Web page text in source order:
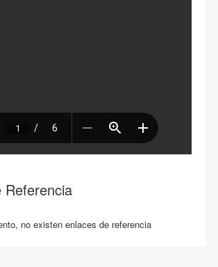
Referencia
no existen enlaces de referencia